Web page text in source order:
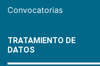
Convocatorias
TRATAMIENTO DE
DATOS